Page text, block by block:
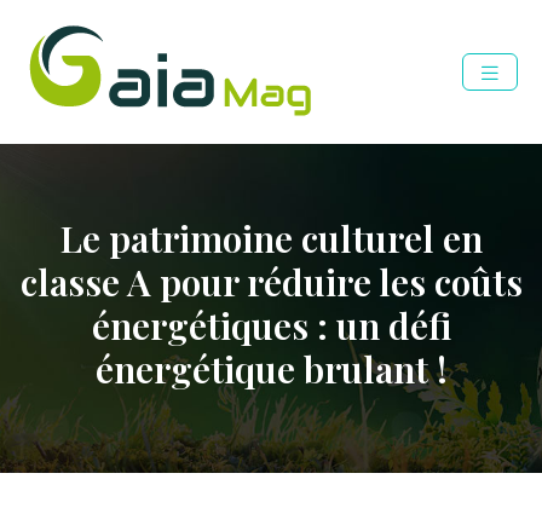
Le patrimoine culturel en
classe A pour réduire les coûts
énergétiques : un défi
énergétique brulant !